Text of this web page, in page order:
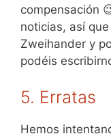
compensación
noticias, así
Zweihander y
podéis
5. Erratas
Hemos